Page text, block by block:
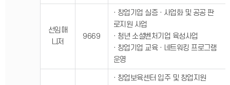
선임매
니저
9669
· 창업기업 실증 · 사업화 및 공공 판
로지원 사업
· 청년 소셜벤처기업 육성사업
· 창업기업 교육 · 네트워킹 프로그램
운영
· 창업보육센터 입주 및 창업지원